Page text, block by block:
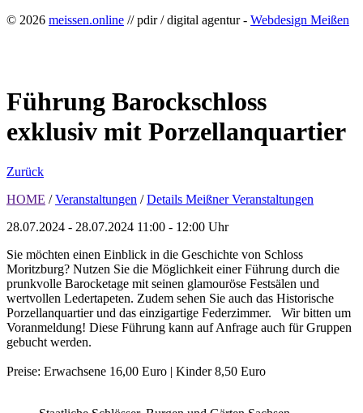
© 2026 meissen.online // pdir / digital agentur - Webdesign Meißen
Führung Barockschloss
exklusiv mit Porzellanquartier
Zurück
HOME / Veranstaltungen / Details Meißner Veranstaltungen
28.07.2024 - 28.07.2024 11:00 - 12:00 Uhr
Sie möchten einen Einblick in die Geschichte von Schloss
Moritzburg? Nutzen Sie die Möglichkeit einer Führung durch die
prunkvolle Barocketage mit seinen glamouröse Festsälen und
wertvollen Ledertapeten. Zudem sehen Sie auch das Historische
Porzellanquartier und das einzigartige Federzimmer. Wir bitten um
Voranmeldung! Diese Führung kann auf Anfrage auch für Gruppen
gebucht werden.
Preise: Erwachsene 16,00 Euro | Kinder 8,50 Euro